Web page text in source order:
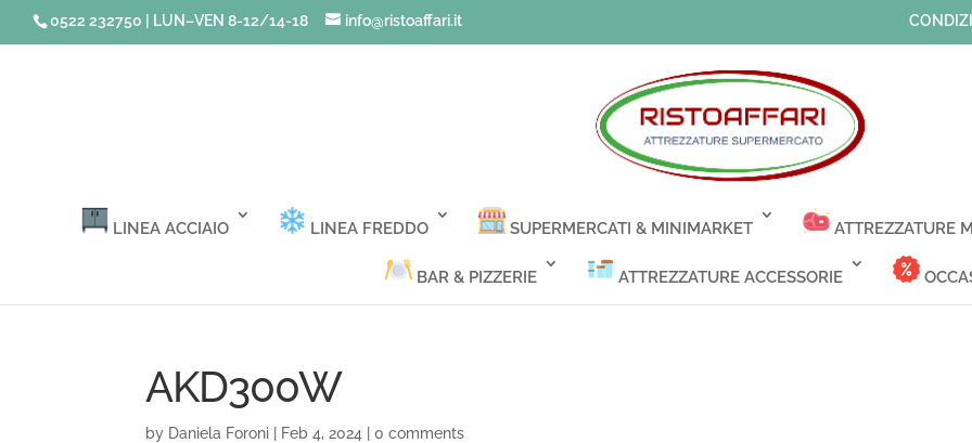
0522 232750 | LUN–VEN 8-12/14-18 info@ristoaffari.it
LINEA ACCIAIO LINEA FREDDO SUPERMERCATI & MINIMARKET ATTREZZATURE
BAR & PIZZERIE ATTREZZATURE ACCESSORIE
AKD300W
by Daniela Foroni Feb 4, 2024 |0 comments